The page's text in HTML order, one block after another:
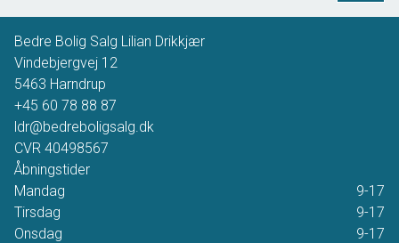
Bedre Bolig Salg Lilian Drikkjær
Vindebjergvej 12
5463 Harndrup
+45 60 78 88 87
ldr@bedreboligsalg.dk
CVR 40498567
Åbningstider
Mandag
9-17
Tirsdag
9-17
Onsdag
9-17